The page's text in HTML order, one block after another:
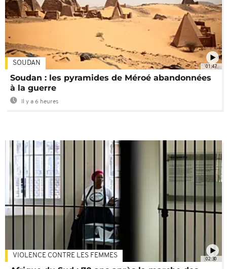
01:47
SOUDAN
Soudan : les pyramides de Méroé abandonnées
à la guerre
Il y a 6 heures
02:30
VIOLENCE CONTRE LES FEMMES